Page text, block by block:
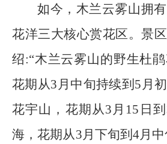
如今，木兰云雾山拥有
花洋三大核心赏花区。景
绍:“木兰云雾山的野生杜
花期从3月中旬持续到5月
花宇山，花期从3月15日
海，花期从3月下旬到4月中